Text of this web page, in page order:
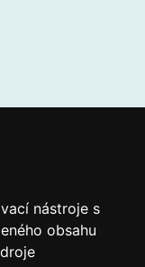
nástroje s
obsahu